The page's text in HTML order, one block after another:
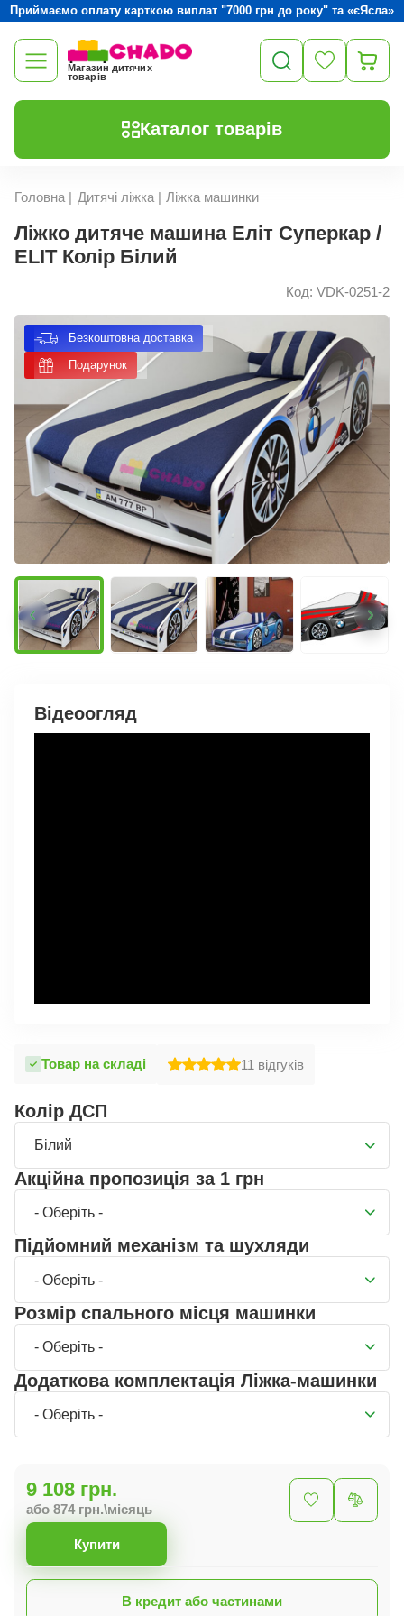
Приймаємо оплату карткою виплат "7000 грн до року" та «єЯсла»
Магазин дитячих
товарів
Каталог товарів
Головна | Дитячі ліжка| Ліжка машинки
Ліжко дитяче машина Еліт Суперкар /
ELIT Колір Білий
Код: VDK-0251-2
Безкоштовна доставка
Подарунок
Відеоогляд
Товар на складі 11 відгуків
Колір ДСП
Білий
Акційна пропозиція за 1 грн
- Оберіть -
Підйомний механізм та шухляди
- Оберіть -
Розмір спального місця машинки
- Оберіть -
Додаткова комплектація Ліжка-машинки
- Оберіть -
9 108 грн.
або 874 грн.\місяць
Купити
В кредит або частинами